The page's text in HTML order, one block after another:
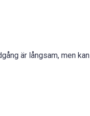
är långsam, men kan